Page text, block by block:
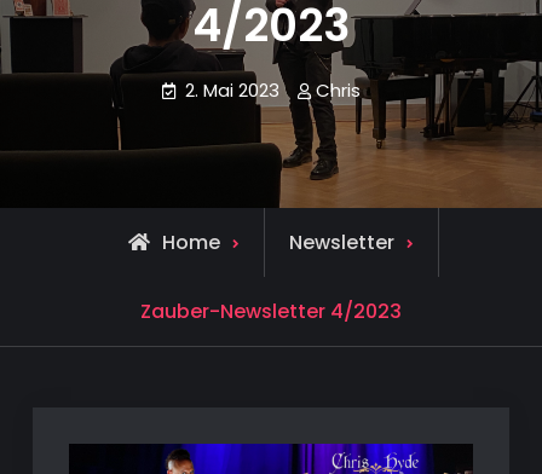
4/2023
2. Mai 2023 Chris
Home Newsletter
Zauber-Newsletter 4/2023